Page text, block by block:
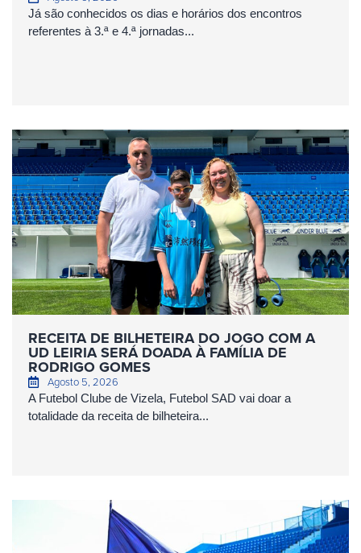
Já são conhecidos os dias e horários dos encontros
referentes à 3.ª e 4.ª jornadas...
RECEITA DE BILHETEIRA DO JOGO COM A
UD LEIRIA SERÁ DOADA À FAMÍLIA DE
RODRIGO GOMES
Agosto 5, 2026
A Futebol Clube de Vizela, Futebol SAD vai doar a
totalidade da receita de bilheteira...